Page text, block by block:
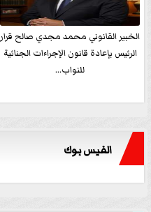
الخبير القانوني محمد مجدي صالح قرار
الرئيس بإعادة قانون الإجراءات الجنائية
للنواب...
الفيس بوك